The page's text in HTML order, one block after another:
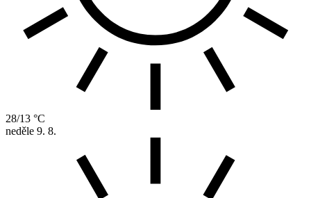
28/13 °C
neděle 9. 8.